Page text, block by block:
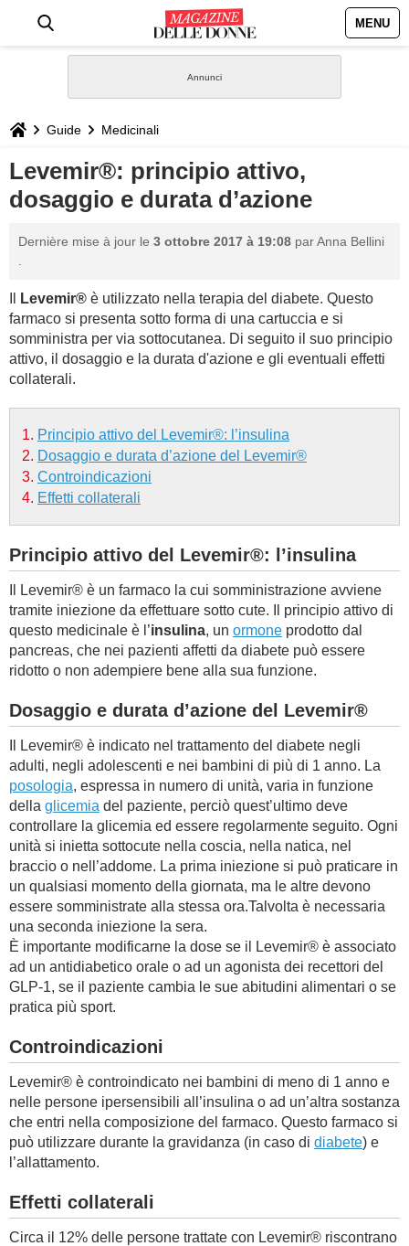
MENU
STILE
BIOGRAFIE
GASTRONOMIA
CAPELLI
BAMBINO
DIETA
FORUM
Guide Medicinali
Levemir®: principio attivo,
dosaggio e durata d’azione
Dernière mise à jour le 3 ottobre 2017 à 19:08 parAnna Bellini
Levemir® è utilizzato nella terapia del diabete. Questo
farmaco si presenta sotto forma di una cartuccia e si
somministra per via sottocutanea. Di seguito il suo principio
attivo, il dosaggio e la durata d'azione e gli eventuali effetti
collaterali.
Principio attivo del Levemir®: l’insulina
Dosaggio e durata d’azione del Levemir®
Controindicazioni
Effetti collaterali
Principio attivo del Levemir®: l’insulina
Il Levemir® è un farmaco la cui somministrazione avviene
tramite iniezione da effettuare sotto cute. Il principio attivo di
questo medicinale è l’insulina, un ormone prodotto dal
pancreas, che nei pazienti affetti da diabete può essere
ridotto o non adempiere bene alla sua funzione.
Dosaggio e durata d’azione del Levemir®
Il Levemir® è indicato nel trattamento del diabete negli
adulti, negli adolescenti e nei bambini di più di 1 anno. La
posologia, espressa in numero di unità, varia in funzione
della glicemia del paziente, perciò quest’ultimo deve
controllare la glicemia ed essere regolarmente seguito. Ogni
unità si inietta sottocute nella coscia, nella natica, nel
braccio o nell’addome. La prima iniezione si può praticare in
un qualsiasi momento della giornata, ma le altre devono
essere somministrate alla stessa ora.Talvolta è necessaria
una seconda iniezione la sera.
È importante modificarne la dose se il Levemir® è associato
ad un antidiabetico orale o ad un agonista dei recettori del
GLP-1, se il paziente cambia le sue abitudini alimentari o se
pratica più sport.
Controindicazioni
Levemir® è controindicato nei bambini di meno di 1 anno e
nelle persone ipersensibili all’insulina o ad un’altra sostanza
che entri nella composizione del farmaco. Questo farmaco si
può utilizzare durante la gravidanza (in caso di diabete) e
l’allattamento.
Effetti collaterali
Circa il 12% delle persone trattate con Levemir® riscontrano